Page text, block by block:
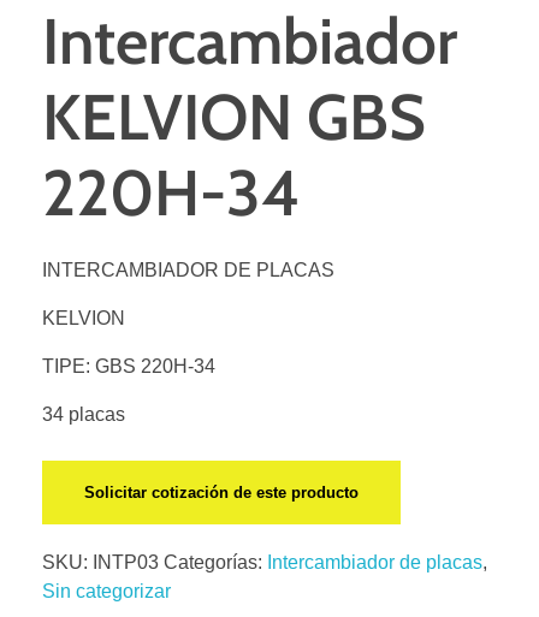
Intercambiador
KELVION GBS
220H-34
INTERCAMBIADOR DE PLACAS
KELVION
TIPE: GBS 220H-34
34 placas
Solicitar cotización de este producto
SKU: INTP03 Categorías: Intercambiador de placas,
Sin categorizar